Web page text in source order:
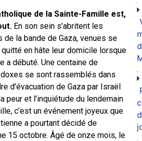
de la Sainte-Famille est,
En son sein s’abritent les
la bande de Gaza, venues se
en hâte leur domicile lorsque
a débuté. Une centaine de
se sont rassemblés dans
d’évacuation de Gaza par Israël
peur et l’inquiétude du lendemain
c’est un événement joyeux que
a pourtant décidé de
15 octobre. Âgé de onze mois, le